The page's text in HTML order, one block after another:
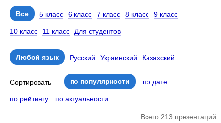
Все 5 класс 6 класс 7 класс 8 класс 9 класс
10 класс 11 класс Для студентов
Любой язык Русский Украинский Казахский
Сортировать — по популярности по дате
по рейтингу по актуальности
Всего 213 презентаций